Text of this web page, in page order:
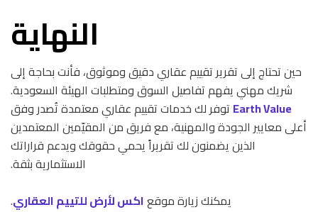
النهاية
حين تحتاج إلى تقرير تقييم عقاري دقيق وموثوق، فأنت بحاجة إلى
شريك مهني يفهم تفاصيل السوق ومتطلبات الهيئة السعودية.
Earth Value توفر لك خدمات تقييم عقاري معتمدة تُصدر وفق
أعلى معايير الجودة والمهنية، مع فريق من المقيّمين المعتمدين
الذين يضمنون لك تقريراً يحمي حقوقك ويدعم قراراتك
الاستثمارية بثقة.
يمكنك زيارة موقعاكس لأرض للتييم العقاري.